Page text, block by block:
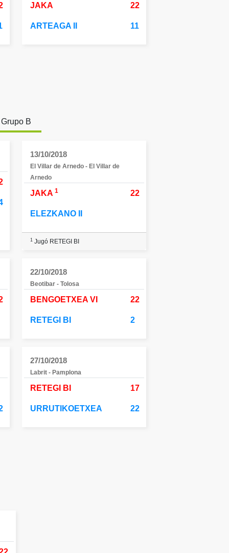
JAKA 22
ARTEAGA II 11
Grupo B
13/10/2018
El Villar de Arnedo - El Villar de
Arnedo
JAKA 1 22
ELEZKANO II
1 Jugó RETEGI BI
22/10/2018
Beotibar - Tolosa
BENGOETXEA VI 22
RETEGI BI 2
27/10/2018
Labrit - Pamplona
RETEGI BI 17
URRUTIKOETXEA 22